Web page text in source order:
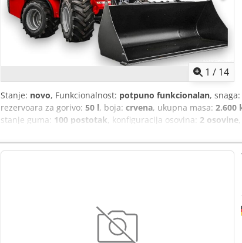
1 / 14
Stanje: novo, Funkcionalnost: potpuno funkcionalan, snaga:
rezervoara za gorivo: 50 l, boja: crvena, ukupna masa: 2.600
stanje guma: 100 postotak, konfiguracija osovina: 2 osovine
blokada
na sve točkove, standardna lopata, viljuške za palete,